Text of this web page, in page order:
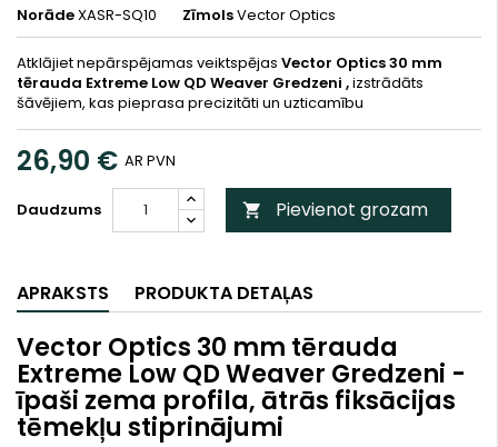
NorādeXASR-SQ10 ZīmolsVector Optics
Atklājiet nepārspējamas veiktspējas Vector Optics 30 mm
tērauda Extreme Low QD Weaver Gredzeni ,izstrādāts
šāvējiem, kas pieprasa precizitāti un uzticamību
26,90 € AR PVN
Daudzums  Pievienot grozam
APRAKSTS PRODUKTA DETAĻAS
Vector Optics 30 mm tērauda
Extreme Low QD Weaver Gredzeni -
īpaši zema profila, ātrās fiksācijas
tēmekļu stiprinājumi